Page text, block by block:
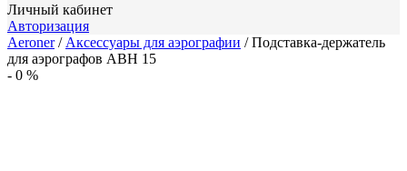
Личный кабинет
Авторизация
Aeroner/ Аксессуары для аэрографии /Подставка-держатель
для аэрографов ABH 15
- 0 %